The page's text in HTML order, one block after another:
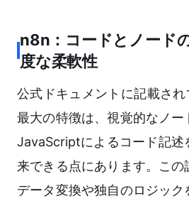
n8n：コードとノード
度な柔軟性
公式ドキュメントに記載さ
最大の特徴は、視覚的なノー
JavaScriptによるコード記述
来できる点にあります。こ
データ変換や独自のロジック